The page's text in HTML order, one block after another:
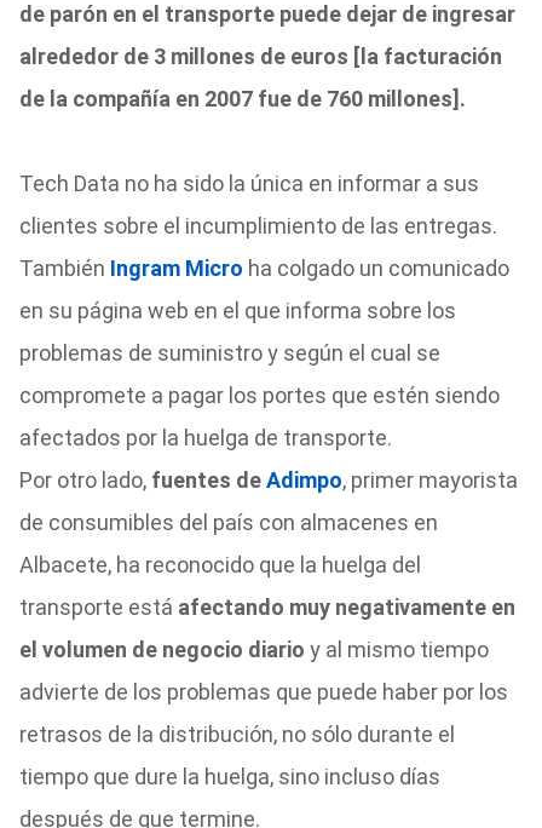
de parón en el transporte puede dejar de ingresar
alrededor de 3 millones de euros [la facturación
de la compañía en 2007 fue de 760 millones].
Tech Data no ha sido la única en informar a sus
clientes sobre el incumplimiento de las entregas.
También Ingram Micro ha colgado un comunicado
en su página web en el que informa sobre los
problemas de suministro y según el cual se
compromete a pagar los portes que estén siendo
afectados por la huelga de transporte.
Por otro lado, fuentes deAdimpo, primer mayorista
de consumibles del país con almacenes en
Albacete, ha reconocido que la huelga del
transporte está afectando muy negativamente en
el volumen de negocio diario y al mismo tiempo
advierte de los problemas que puede haber por los
retrasos de la distribución, no sólo durante el
tiempo que dure la huelga, sino incluso días
después de que termine.